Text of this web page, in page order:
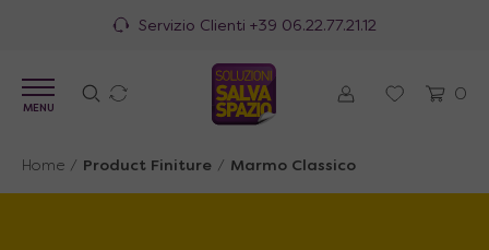
Servizio Clienti +39 06.22.77.21.12
0
MENU
Home / Product Finiture / Marmo Classico